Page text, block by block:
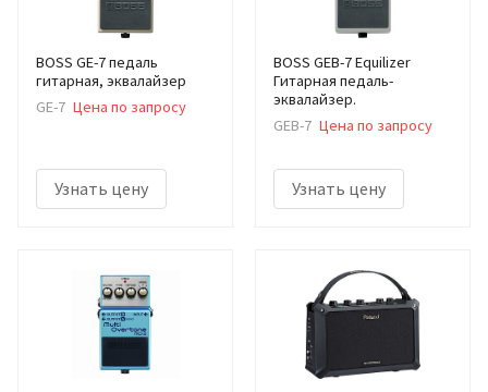
BOSS GE-7 педаль
гитарная, эквалайзер
GE-7 Цена по запросу
Узнать цену
BOSS GEB-7 Equilizer
Гитарная педаль-
эквалайзер.
GEB-7 Цена по запросу
Узнать цену